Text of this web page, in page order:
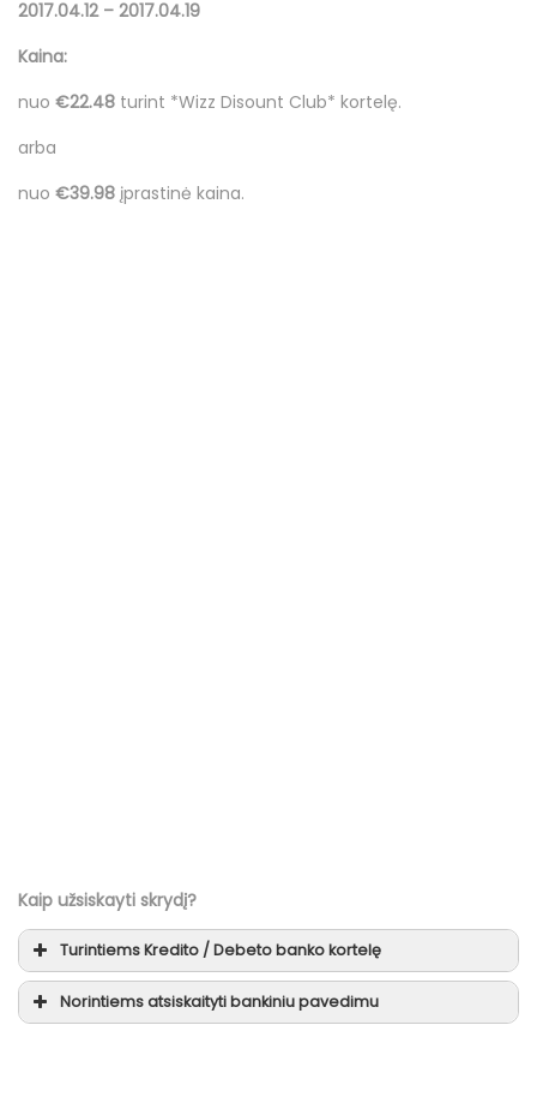
2017.04.12 – 2017.04.19
Kaina:
nuo €22.48 turint *Wizz Disount Club* kortelę.
arba
nuo €39.98 įprastinė kaina.
Kaip užsiskayti skrydį?
TurintiemsKredito / Debetobanko kortelę
Norintiems atsiskaitytibankiniu pavedimu